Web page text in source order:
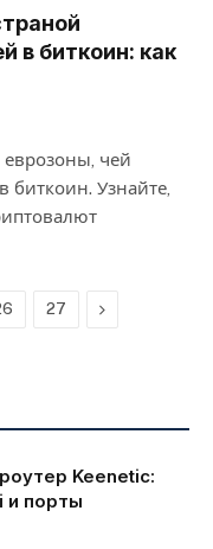
в биткоин: как
еврозоны, чей
биткоин. Узнайте,
27 Next
Keenetic:
и порты